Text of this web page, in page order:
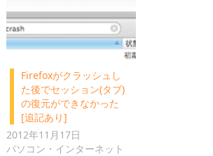
Firefoxがクラッシュし
た後でセッション(タブ)
の復元ができなかった
[追記あり]
2012年11月17日
パソコン・インターネット